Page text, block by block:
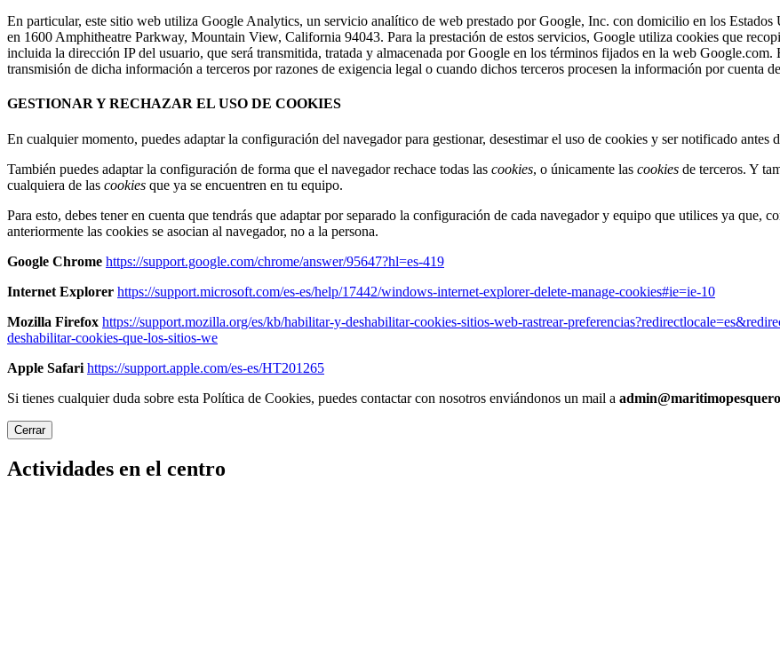
En particular, este sitio web utiliza Google Analytics, un servicio analítico de web prestado por Google, Inc. con domicilio en los Estados
en 1600 Amphitheatre Parkway, Mountain View, California 94043. Para la prestación de estos servicios, Google utiliza cookies que
incluida la dirección IP del usuario, que será transmitida, tratada y almacenada por Google en los términos fijados en la web Google.com.
transmisión de dicha información a terceros por razones de exigencia legal o cuando dichos terceros procesen la información por cuenta
GESTIONAR Y RECHAZAR EL USO DE COOKIES
En cualquier momento, puedes adaptar la configuración del navegador para gestionar, desestimar el uso de cookies y ser notificado antes
También puedes adaptar la configuración de forma que el navegador rechace todas las cookies, o únicamente las cookies de terceros. Y
cualquiera de las cookies que ya se encuentren en tu equipo.
Para esto, debes tener en cuenta que tendrás que adaptar por separado la configuración de cada navegador y equipo que utilices ya que,
anteriormente las cookies se asocian al navegador, no a la persona.
Google Chrome https://support.google.com/chrome/answer/95647?hl=es-419
Internet Explorer https://support.microsoft.com/es-es/help/17442/windows-internet-explorer-delete-manage-cookies#ie=ie-10
Mozilla Firefox https://support.mozilla.org/es/kb/habilitar-y-deshabilitar-cookies-sitios-web-rastrear-
deshabilitar-cookies-que-los-sitios-we
Apple Safari https://support.apple.com/es-es/HT201265
Si tienes cualquier duda sobre esta Política de Cookies, puedes contactar con nosotros enviándonos un mail a
Cerrar
Actividades en el centro